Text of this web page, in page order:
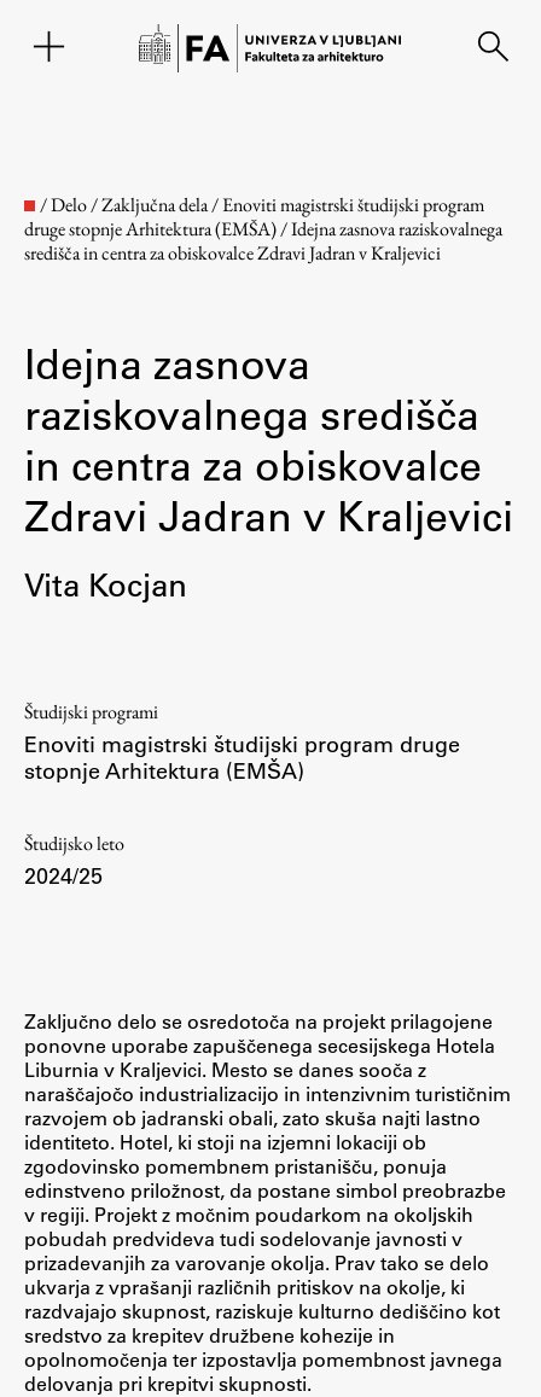
O fakulteti
Organiziranost
Mednarodno sodelovanje
Članstva v združenjih
Konzorciji
Kontakti
Spletni arhiv DEPO
Študij
Predstavitev študija
Študentske informacije
Urniki
Študijski programi
Predmeti
/Delo/Zaključna dela/Enoviti magistrski študijski program
druge stopnje Arhitektura (EMŠA)/Idejna zasnova raziskovalnega
središča in centra za obiskovalce Zdravi Jadran v Kraljevici
Idejna zasnova
raziskovalnega središča
in centra za obiskovalce
Zdravi Jadran v Kraljevici
Vita Kocjan
Študijski programi
Enoviti magistrski študijski program druge
stopnje Arhitektura (EMŠA)
Študijsko leto
2024/25
Zaključno delo se osredotoča na projekt prilagojene
ponovne uporabe zapuščenega secesijskega Hotela
Liburnia v Kraljevici. Mesto se danes sooča z
naraščajočo industrializacijo in intenzivnim turističnim
razvojem ob jadranski obali, zato skuša najti lastno
identiteto. Hotel, ki stoji na izjemni lokaciji ob
zgodovinsko pomembnem pristanišču, ponuja
edinstveno priložnost, da postane simbol preobrazbe
v regiji. Projekt z močnim poudarkom na okoljskih
pobudah predvideva tudi sodelovanje javnosti v
prizadevanjih za varovanje okolja. Prav tako se delo
ukvarja z vprašanji različnih pritiskov na okolje, ki
razdvajajo skupnost, raziskuje kulturno dediščino kot
sredstvo za krepitev družbene kohezije in
opolnomočenja ter izpostavlja pomembnost javnega
delovanja pri krepitvi skupnosti.